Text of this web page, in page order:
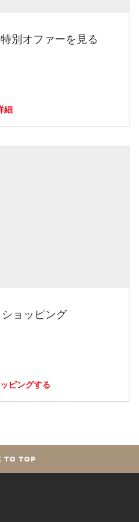
別オファーを見る
細
ショッピング
ピングする
TO TOP